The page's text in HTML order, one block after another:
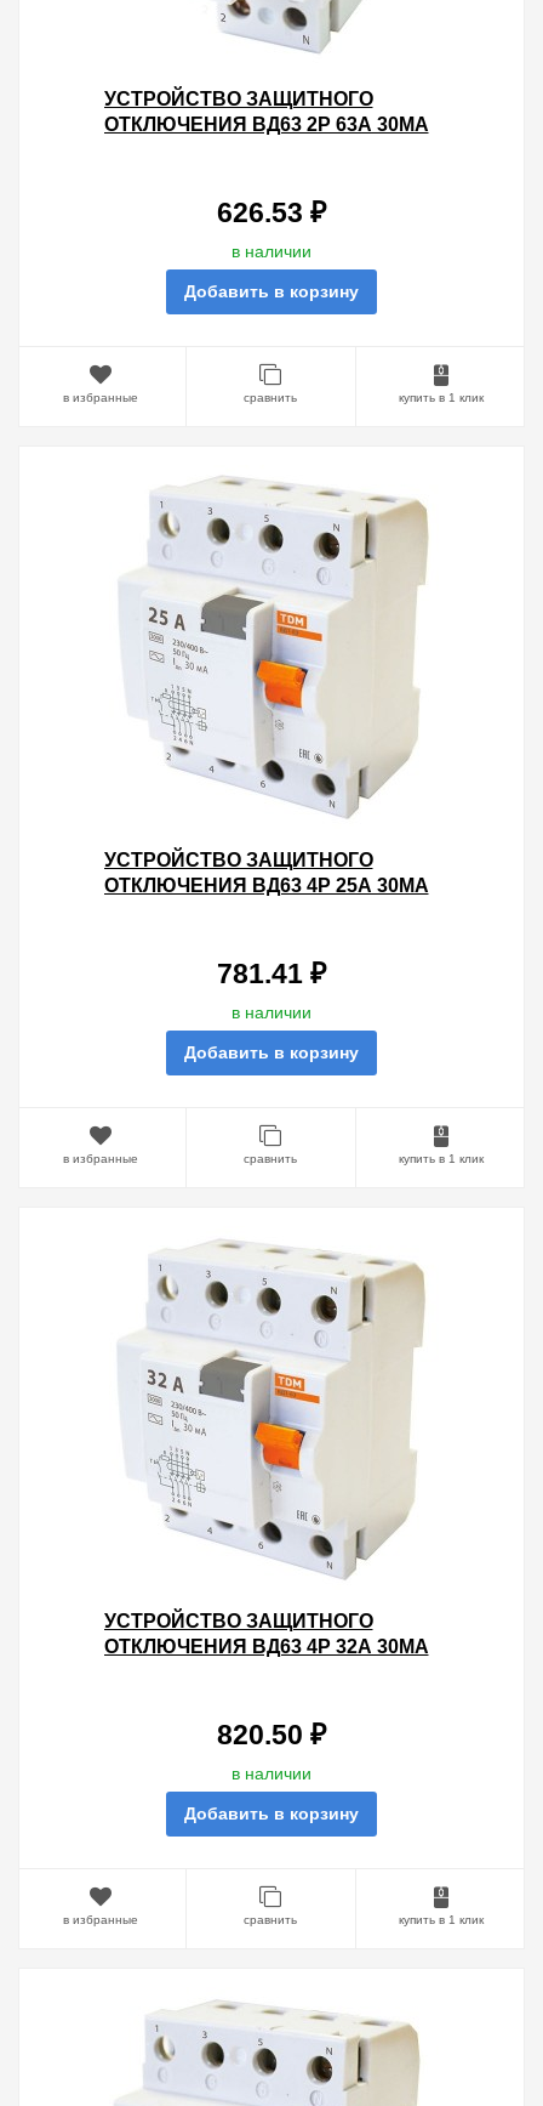
УСТРОЙСТВО ЗАЩИТНОГО
ОТКЛЮЧЕНИЯ ВД63 2Р 63А 30МА
626.53 ₽
в наличии
Добавить в корзину
в избранные сравнить купить в 1 клик
УСТРОЙСТВО ЗАЩИТНОГО
ОТКЛЮЧЕНИЯ ВД63 4Р 25А 30МА
781.41 ₽
в наличии
Добавить в корзину
в избранные сравнить купить в 1 клик
УСТРОЙСТВО ЗАЩИТНОГО
ОТКЛЮЧЕНИЯ ВД63 4Р 32А 30МА
820.50 ₽
в наличии
Добавить в корзину
в избранные сравнить купить в 1 клик